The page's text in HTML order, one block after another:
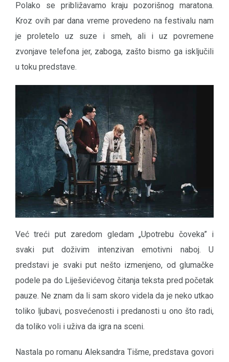
Polako se približavamo kraju pozorišnog maratona.
Kroz ovih par dana vreme provedeno na festivalu nam
je proletelo uz suze i smeh, ali i uz povremene
zvonjave telefona jer, zaboga, zašto bismo ga isključili
u toku predstave.
Već treći put zaredom gledam „Upotrebu čoveka” i
svaki put doživim intenzivan emotivni naboj. U
predstavi je svaki put nešto izmenjeno, od glumačke
podele pa do Liješevićevog čitanja teksta pred početak
pauze. Ne znam da li sam skoro videla da je neko utkao
toliko ljubavi, posvećenosti i predanosti u ono što radi,
da toliko voli i uživa da igra na sceni.
Nastala po romanu Aleksandra Tišme, predstava govori